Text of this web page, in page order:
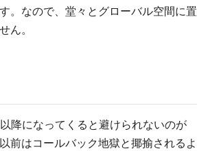
。なので、堂々とグローバル空間に置
ん。
降になってくると避けられないのが
前はコールバック地獄と揶揄されるよ